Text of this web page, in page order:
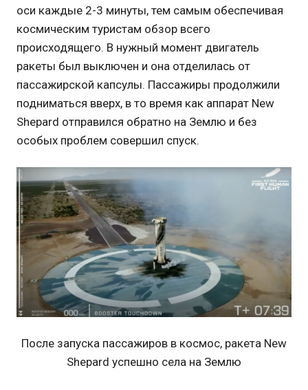
оси каждые 2-3 минуты, тем самым обеспечивая
космическим туристам обзор всего
происходящего. В нужный момент двигатель
ракеты был выключен и она отделилась от
пассажирской капсулы. Пассажиры продолжили
подниматься вверх, в то время как аппарат New
Shepard отправился обратно на Землю и без
особых проблем совершил спуск.
После запуска пассажиров в космос, ракета New
Shepard успешно села на Землю